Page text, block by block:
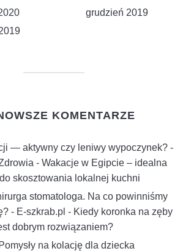
grudzień 2019
KOMENTARZE
— aktywny czy leniwy wypoczynek? -
- Wakacje w Egipcie – idealna
skosztowania lokalnej kuchni
stomatologa. Na co powinniśmy
- E-szkrab.pl - Kiedy koronka na zęby
dobrym rozwiązaniem?
Pomysły na kolację dla dziecka